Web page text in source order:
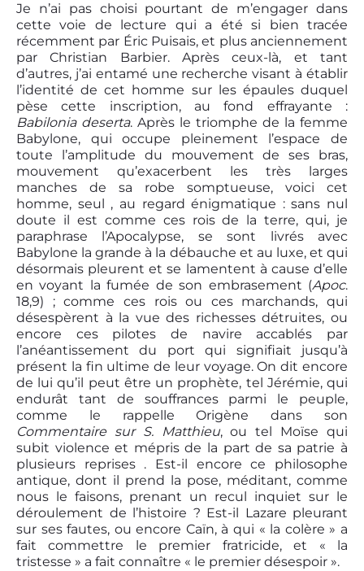
Je n’ai pas choisi pourtant de m’engager dans
cette voie de lecture qui a été si bien tracée
récemment par Éric Puisais, et plus anciennement
par Christian Barbier. Après ceux-là, et tant
d’autres, j’ai entamé une recherche visant à établir
l’identité de cet homme sur les épaules duquel
pèse cette inscription, au fond effrayante :
Babilonia deserta. Après le triomphe de la femme
Babylone, qui occupe pleinement l’espace de
toute l’amplitude du mouvement de ses bras,
mouvement qu’exacerbent les très larges
manches de sa robe somptueuse, voici cet
homme, seul , au regard énigmatique : sans nul
doute il est comme ces rois de la terre, qui, je
paraphrase l’Apocalypse, se sont livrés avec
Babylone la grande à la débauche et au luxe, et qui
désormais pleurent et se lamentent à cause d’elle
en voyant la fumée de son embrasement (Apoc.
18,9) ; comme ces rois ou ces marchands, qui
désespèrent à la vue des richesses détruites, ou
encore ces pilotes de navire accablés par
l’anéantissement du port qui signifiait jusqu’à
présent la fin ultime de leur voyage. On dit encore
de lui qu’il peut être un prophète, tel Jérémie, qui
endurât tant de souffrances parmi le peuple,
comme le rappelle Origène dans son
Commentaire sur S. Matthieu, ou tel Moïse qui
subit violence et mépris de la part de sa patrie à
plusieurs reprises . Est-il encore ce philosophe
antique, dont il prend la pose, méditant, comme
nous le faisons, prenant un recul inquiet sur le
déroulement de l’histoire ? Est-il Lazare pleurant
sur ses fautes, ou encore Caïn, à qui « la colère » a
fait commettre le premier fratricide, et « la
tristesse » a fait connaître « le premier désespoir ».